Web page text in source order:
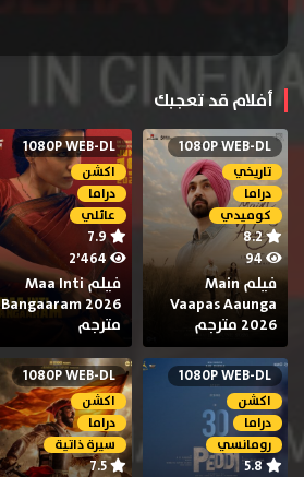
أفلام قد تعجبك
1080P WEB-DL
تاريخي
دراما
كوميدي
8.2
94
فيلم Main
Vaapas Aaunga
2026 مترجم
1080P WEB-DL
اكشن
دراما
عائلي
7.9
2٬464
فيلم Maa Inti
Bangaaram 2026
مترجم
1080P WEB-DL
اكشن
دراما
رومانسي
5.8
1080P WEB-DL
اكشن
دراما
سيرة ذاتية
7.5